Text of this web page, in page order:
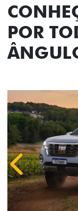
POR
Anterior